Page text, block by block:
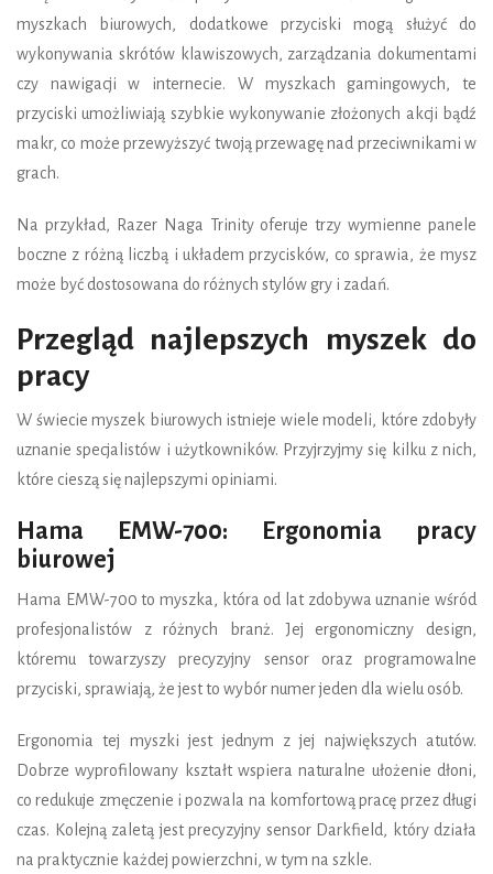
myszkach biurowych, dodatkowe przyciski mogą służyć do
wykonywania skrótów klawiszowych, zarządzania dokumentami
czy nawigacji w internecie. W myszkach gamingowych, te
przyciski umożliwiają szybkie wykonywanie złożonych akcji bądź
makr, co może przewyższyć twoją przewagę nad przeciwnikami w
grach.
Na przykład, Razer Naga Trinity oferuje trzy wymienne panele
boczne z różną liczbą i układem przycisków, co sprawia, że mysz
może być dostosowana do różnych stylów gry i zadań.
Przegląd najlepszych myszek do
pracy
W świecie myszek biurowych istnieje wiele modeli, które zdobyły
uznanie specjalistów i użytkowników. Przyjrzyjmy się kilku z nich,
które cieszą się najlepszymi opiniami.
Hama EMW-700: Ergonomia pracy
biurowej
Hama EMW-700 to myszka, która od lat zdobywa uznanie wśród
profesjonalistów z różnych branż. Jej ergonomiczny design,
któremu towarzyszy precyzyjny sensor oraz programowalne
przyciski, sprawiają, że jest to wybór numer jeden dla wielu osób.
Ergonomia tej myszki jest jednym z jej największych atutów.
Dobrze wyprofilowany kształt wspiera naturalne ułożenie dłoni,
co redukuje zmęczenie i pozwala na komfortową pracę przez długi
czas. Kolejną zaletą jest precyzyjny sensor Darkfield, który działa
na praktycznie każdej powierzchni, w tym na szkle.